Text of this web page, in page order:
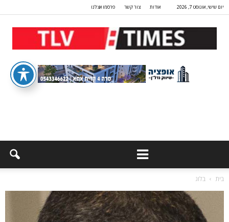
יום שישי, אוגוסט 7, 2026 אודות צור קשר פרסמו אצלנו
בית בלוג